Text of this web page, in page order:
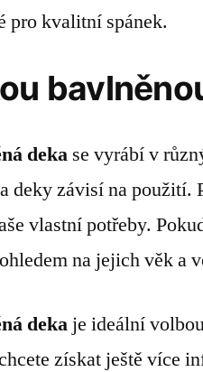
pro kvalitní spánek.
deka se vyrábí v
deky závisí na použití.
vlastní potřeby.
na jejich věk a
deka je ideální
získat ještě více